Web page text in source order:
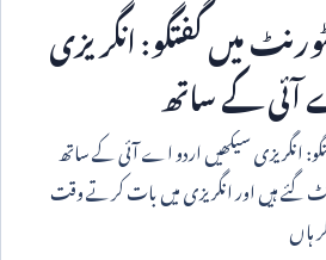
میں گفتگو: انگریزی
آئی کے ساتھ
انگریزی سیکھیں اردو اے آئی کے ساتھ
گئے ہیں اور انگریزی میں بات کرتے وقت
ہاں